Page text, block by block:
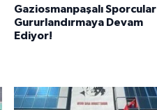
Gaziosmanpaşalı Sporcular
Gururlandırmaya Devam
Ediyor!